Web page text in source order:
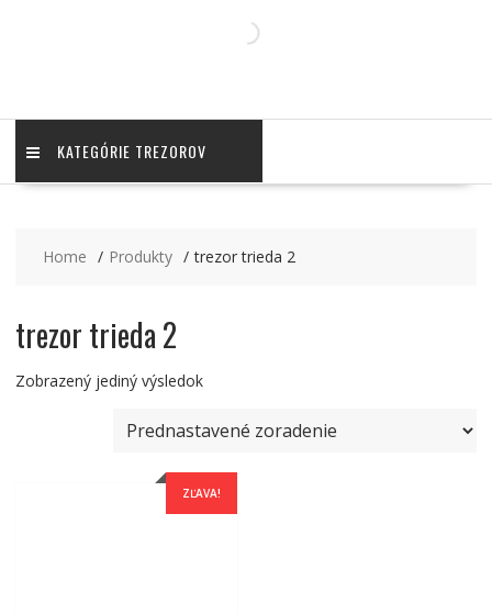
KATEGÓRIE TREZOROV
Home Produkty trezor trieda 2
trezor trieda 2
Zobrazený jediný výsledok
ZĽAVA!